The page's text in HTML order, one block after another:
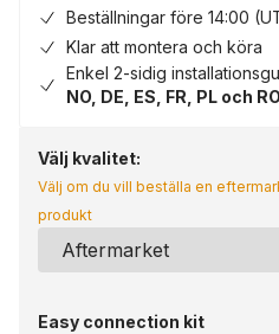
Beställningar före 14:00
Klar att montera och köra
Enkel 2-sidig
NO, DE, ES, FR, PL och RO
Välj kvalitet:
Välj om du vill beställa en
produkt
Easy connection kit